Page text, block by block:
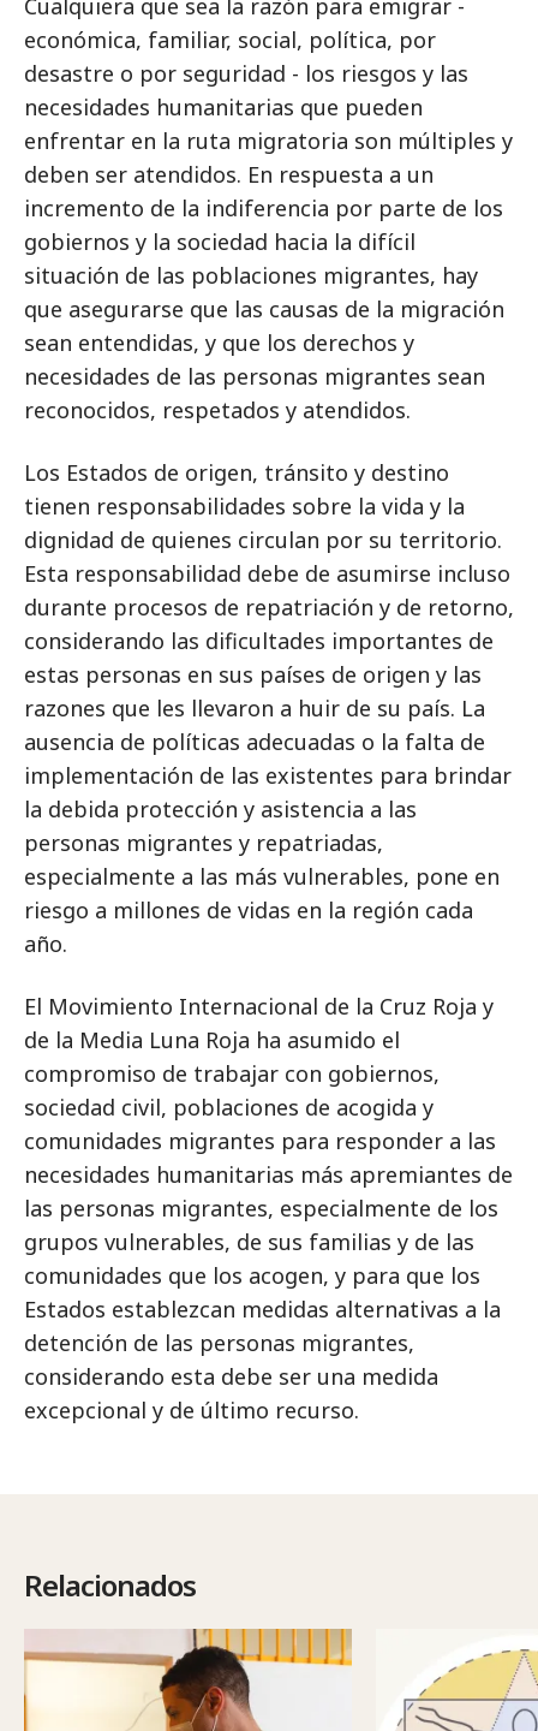
Cualquiera que sea la razón para emigrar -
económica, familiar, social, política, por
desastre o por seguridad - los riesgos y las
necesidades humanitarias que pueden
enfrentar en la ruta migratoria son múltiples y
deben ser atendidos. En respuesta a un
incremento de la indiferencia por parte de los
gobiernos y la sociedad hacia la difícil
situación de las poblaciones migrantes, hay
que asegurarse que las causas de la migración
sean entendidas, y que los derechos y
necesidades de las personas migrantes sean
reconocidos, respetados y atendidos.
Los Estados de origen, tránsito y destino
tienen responsabilidades sobre la vida y la
dignidad de quienes circulan por su territorio.
Esta responsabilidad debe de asumirse incluso
durante procesos de repatriación y de retorno,
considerando las dificultades importantes de
estas personas en sus países de origen y las
razones que les llevaron a huir de su país. La
ausencia de políticas adecuadas o la falta de
implementación de las existentes para brindar
la debida protección y asistencia a las
personas migrantes y repatriadas,
especialmente a las más vulnerables, pone en
riesgo a millones de vidas en la región cada
año.
El Movimiento Internacional de la Cruz Roja y
de la Media Luna Roja ha asumido el
compromiso de trabajar con gobiernos,
sociedad civil, poblaciones de acogida y
comunidades migrantes para responder a las
necesidades humanitarias más apremiantes de
las personas migrantes, especialmente de los
grupos vulnerables, de sus familias y de las
comunidades que los acogen, y para que los
Estados establezcan medidas alternativas a la
detención de las personas migrantes,
considerando esta debe ser una medida
excepcional y de último recurso.
Relacionados